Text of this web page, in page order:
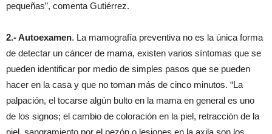
pequeñas”, comenta Gutiérrez.
2.- Autoexamen. La mamografía preventiva no es la única forma
de detectar un cáncer de mama, existen varios síntomas que se
pueden identificar por medio de simples pasos que se pueden
hacer en la casa y que no toman más de cinco minutos. “La
palpación, el tocarse algún bulto en la mama en general es uno
de los signos; el cambio de coloración en la piel, retracción de la
piel, sangramiento por el pezón o lesiones en la axila son los